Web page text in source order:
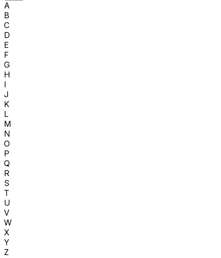
A
B
C
D
E
F
G
H
I
J
K
L
M
N
O
P
Q
R
S
T
U
V
W
X
Y
Z